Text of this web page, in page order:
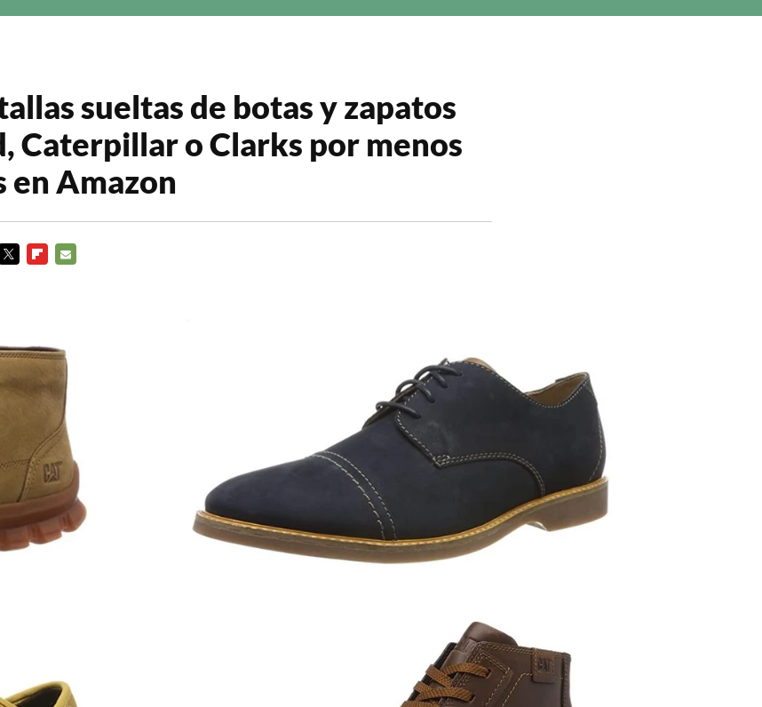
sueltas de botas y zapatos
Caterpillar o Clarks por menos
en Amazon